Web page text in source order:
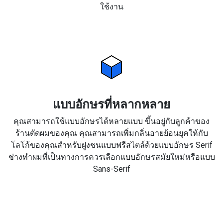
ใช้งาน
แบบอักษรที่หลากหลาย
คุณสามารถใช้แบบอักษรได้หลายแบบ ขึ้นอยู่กับลูกค้าของ
ร้านตัดผมของคุณ คุณสามารถเพิ่มกลิ่นอายย้อนยุคให้กับ
โลโก้ของคุณสำหรับฝูงชนแบบฟรีสไตล์ด้วยแบบอักษร Serif
ช่างทำผมที่เป็นทางการควรเลือกแบบอักษรสมัยใหม่หรือแบบ
Sans-Serif